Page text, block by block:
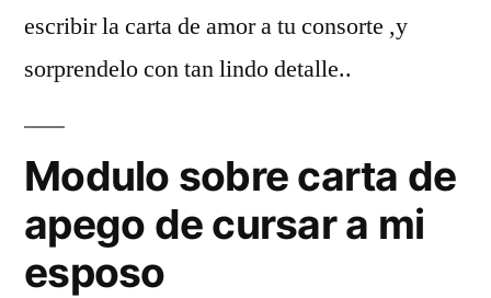
escribir la carta de amor a tu consorte ,y
sorprendelo con tan lindo detalle..
Modulo sobre carta de
apego de cursar a mi
esposo